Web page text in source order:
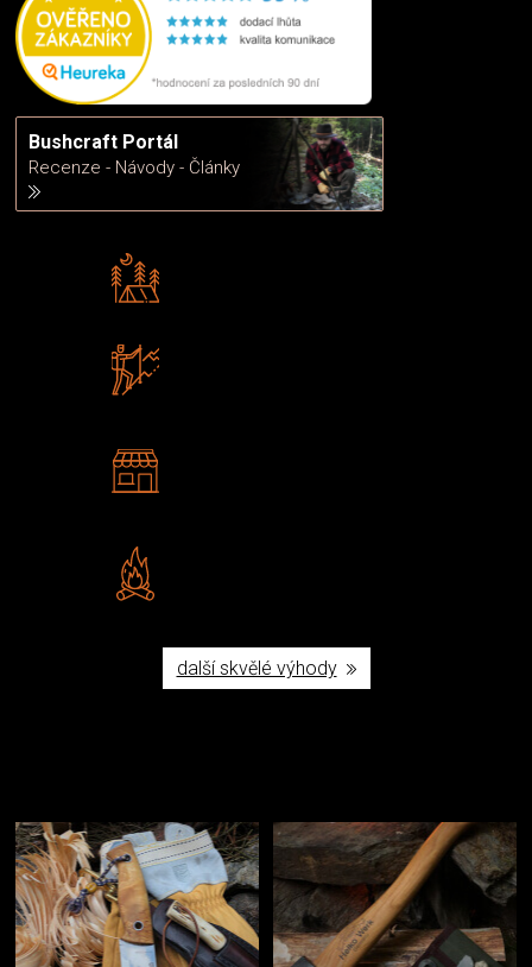
Bushcraft Portál
Recenze - Návody - Články
další skvělé výhody